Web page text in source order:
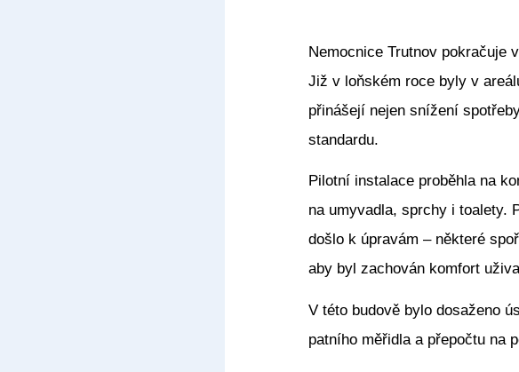
Nemocnice Trutnov pokračuje
Již v loňském roce byly v
přinášejí nejen snížení
standardu.
Pilotní instalace proběhla na
na umyvadla, sprchy i toalety.
došlo k úpravám – některé
aby byl zachován komfort
V této budově bylo dosaženo
patního měřidla a přepočtu na